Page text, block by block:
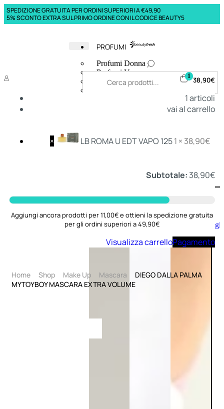
SPEDIZIONE GRATUITA PER ORDINI SUPERIORI A €49,90
5% SCONTO EXTRA SUL PRIMO ORDINE CON IL CODICE BEAUTY5
PROFUMI
Profumi Donna
Profumi Uomo
Deodoranti Donna
Bagnodoccia Uomo Profumi
DonnaUomo
Aggiungi
carrello
1 38,90€
1articoli
vai al carrello
× LB ROMA U EDT VAPO 1251 × 38,90€
Subtotale: 38,90€
Aggiungi ancora prodotti per 11,00€ e ottieni la spedizione gratuita
per gli ordini superiori a 49,90€
Visualizza carrelloPagamento
Home Shop Make Up Mascara
DIEGO DALLA PALMA
MYTOYBOY MASCARA EXTRA VOLUME